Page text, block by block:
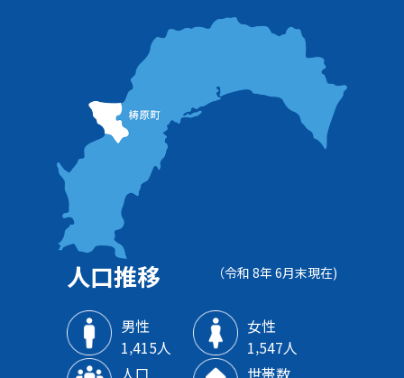
人口推移 （令和 8年 6月末現在)
男性
1‚415人
女性
1‚547人
人口
世帯数